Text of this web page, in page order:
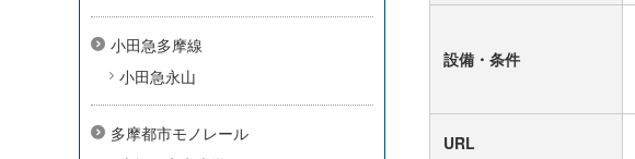
設備・条件
URL
小田急多摩線
小田急永山
多摩都市モノレール